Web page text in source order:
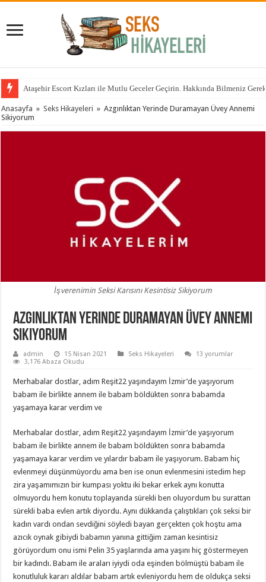
Ataşehir Escort Kızları ile Mutlu Geceler Geçirin. Hakkında Bilmeniz
Anasayfa » Seks Hikayeleri » Azgınlıktan Yerinde Duramayan Üvey Annemi
Sikiyorum
İşverenimin Seksi Karısını Kesintisiz Sikiyorum
Azgınlıktan Yerinde Duramayan Üvey Annemi
Sikiyorum
admin 15 Nisan 2021 Seks Hikayeleri
13 yorumlar
3,176 Abaza Okudu
Merhabalar dostlar, adım Reşit22 yaşındayım İzmir’de yaşıyorum
babam ile birlikte annem ile babam böldükten sonra babamda
yaşamaya karar verdim ve
Merhabalar dostlar, adım Reşit22 yaşındayım İzmir’de yaşıyorum
babam ile birlikte annem ile babam böldükten sonra babamda
yaşamaya karar verdim ve yılardır babam ile yaşıyorum. Babam hiç
evlenmeyi düşünmüyordu ama ben ise onun evlenmesini istedim hep
zira yaşamımızın bir kumpası yoktu iki bekar erkek aynı konutta
olmuyordu hem konutu toplayanda sürekli ben oluyordum bu surattan
sürekli baba evlen artık diyordu. Aynı dükkanda çalıştıkları çok seksi bir
kadın vardı ondan sevdiğini söyledi bayan gerçekten çok hoştu ama
azıcık oynak gibiydi babamın yanına gittiğim zaman kesintisiz
görüyordum onu ismi Pelin 35 yaşlarında ama yaşını hiç göstermeyen
bir kadındı. Babam ile araları iyiydi oda eşinden bölmüştü babam ile
konutluluk kararı aldılar babam artık evleniyordu hem de oldukça seksi